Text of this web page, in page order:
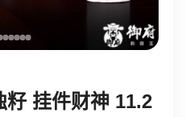
籽 挂件财神 11.2